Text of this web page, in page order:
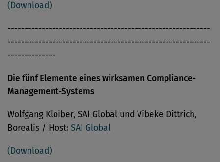
(Download)
-----------------------------------------------------------
-----------------------------------------------------------
--------------
Die fünf Elemente eines wirksamen Compliance-
Management-Systems
Wolfgang Kloiber, SAI Global und Vibeke Dittrich,
Borealis / Host: SAI Global
(Download)